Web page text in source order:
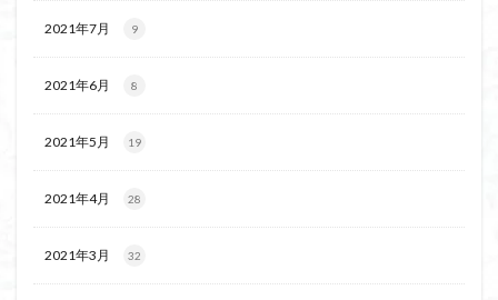
2021年7月 9
2021年6月 8
2021年5月 19
2021年4月 28
2021年3月 32